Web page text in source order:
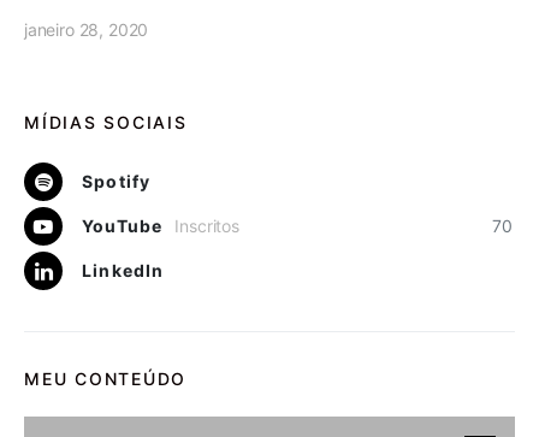
janeiro 28, 2020
MÍDIAS SOCIAIS
Spotify
YouTube 70
Inscritos
LinkedIn
MEU CONTEÚDO